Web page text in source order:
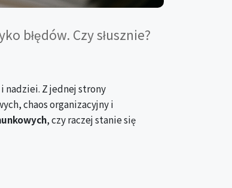
błędów. Czy słusznie?
nadziei. Z jednej strony
chaos organizacyjny i
, czy raczej stanie się